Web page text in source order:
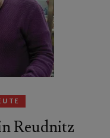
Reudnitz